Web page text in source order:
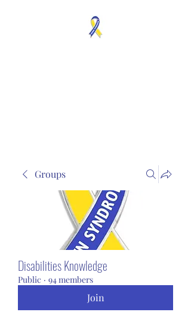
Groups
Disabilities Knowledge
Public · 94 members
Join